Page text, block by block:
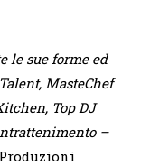
le sue forme ed
MasteChef
Top DJ
–